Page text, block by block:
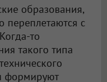
образования,
переплетаются с
то
такого типа
формируют